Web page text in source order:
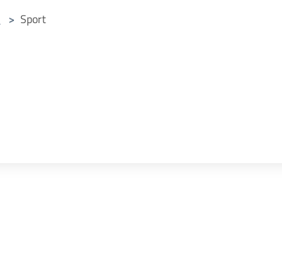
> Sport